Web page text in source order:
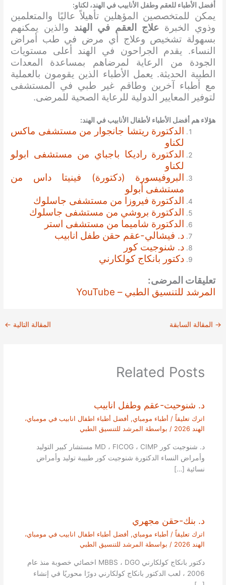
أفضل الأطباء للعقم وطفل الأنابيب في الهند، لكناو:
يمكن للمتخصصين المؤهلين تأهيلاً عاليًا والمتعلمين
وذوي الخبرة علاج العقم في الهند والذين يمكنهم
بسهولة تشخيص وعلاج أي مرض في طب أمراض
النساء. يقدم الجراحون في الهند أعلى مستويات
الجودة من الرعاية لمرضاهم بمساعدة المعدات
الطبية الحديثة. يعمل الأطباء الذين يقومون بالعملية
مع أطباء آخرين وطاقم غير طبي في المستشفى
لتوفير المعايير الدولية للرعاية الصحية للمرضى.
هؤلاء هم أفضل الأطباء لأطفال الأنابيب في الهند:
الدكتورة ريتشا جانجوار من مستشفى ماكس
لكناو
الدكتورة راديكا باجباي من مستشفى ابولو
لكناو
البروفيسورة (دكتورة) فينيتا داس من
مستشفى أبولو
الدكتورة فيروزا من مستشفى جاسلوك
الدكتورة بروشي من مستشفى جاسلوك
الدكتورة شاميما من مستشفى استر
د. فيشالي-عقم حقن طفل انابيب
د. شنوجيت كور
دكتور بانكاج كولكارني
تعليقات المرضى:
المرشد للتنسيق الطبي – YouTube
→ المقالة السابقة المقالة التالية ←
Related Posts
د. شنوحيت-عقم وطفل انابيب
اترك تعليقاً / أطباء مومباي, أفضل أطباء اطفال انابيب في مومباي،
الهند 2026
/ بواسطة المرشد للتنسيق الطبي
د. شنوجيت كور MD ، FICOG ، CIMP مستشار كبير التوليد
وأمراض النساء الدكتورة شنوجيت كور طبيبة توليد وأمراض
نسائية […]
د. بنك-حقن مجهري
اترك تعليقاً / أطباء مومباي, أفضل أطباء اطفال انابيب في مومباي،
الهند 2026
/ بواسطة المرشد للتنسيق الطبي
دكتور بانكاج كولكارني MBBS ، DGO اخصائي خصوبة منذ عام
2006 ، لعب الدكتور بانكاج كولكارني دورًا محوريًا في إنشاء